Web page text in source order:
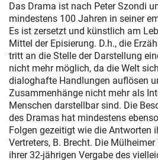
Das Drama ist nach Peter Szondi
mindestens 100 Jahren in seiner
Es ist zersetzt und künstlich am
Mittel der Episierung. D.h., die
tritt an die Stelle der Darstellung
nicht mehr möglich, da die Welt
dialoghafte Handlungen auflösen
Zusammenhänge nicht mehr als
Menschen darstellbar sind. Die
des Dramas hat mindestens
Folgen gezeitigt wie die Antworten
Vertreters, B. Brecht. Die
ihrer 32-jährigen Vergabe des